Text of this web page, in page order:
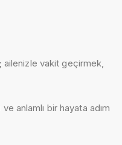
vakit geçirmek,
anlamlı bir hayata adım